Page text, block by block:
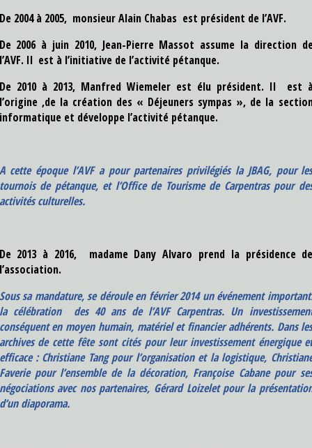
2004 à 2005, monsieur Alain Chabas est président de l’AVF.
2006 à juin 2010, Jean-Pierre Massot assume la direction
Il est à l’initiative de l’activité pétanque.
2010 à 2013, Manfred Wiemeler est élu président. Il est
,de la création des « Déjeuners sympas », de la
et développe l’activité pétanque.
cette époque l’AVF a pour partenaires privilégiés la JBAG, pour
de pétanque, et l’Office de Tourisme de Carpentras pour
culturelles.
2013 à 2016, madame Dany Alvaro prend la présidence
sa mandature, se déroule en février 2014 un événement
célébration des 40 ans de l’AVF Carpentras. Un
en moyen humain, matériel et financier adhérents. Dans
de cette fête sont cités pour leur investissement énergique
: Christiane Tang pour l’organisation et la logistique,
pour l’ensemble de la décoration, Françoise Cabane pour
avec nos partenaires, Gérard Loizelet pour la
diaporama.